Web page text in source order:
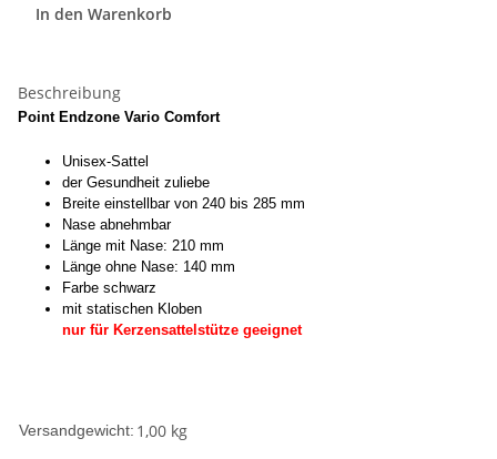
In den Warenkorb
Beschreibung
Point Endzone Vario Comfort
Unisex-Sattel
der Gesundheit zuliebe
Breite einstellbar von 240 bis 285 mm
Nase abnehmbar
Länge mit Nase: 210 mm
Länge ohne Nase: 140 mm
Farbe schwarz
mit statischen Kloben
nur für Kerzensattelstütze geeignet
Versandgewicht: 1,00 kg